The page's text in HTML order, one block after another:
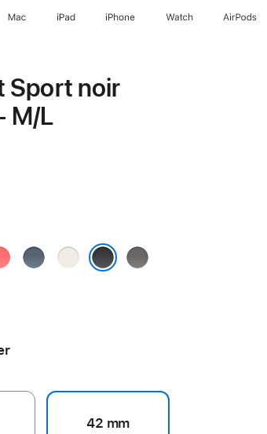
Mac iPad iPhone Watch AirPods
Sport noir
M/L
Bleu
Lumière stellaire
Gris
42 mm